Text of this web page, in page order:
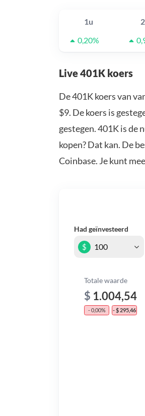
1u
0,20%
Live 401K koers
De 401K koers van
$9. De koers is
gestegen. 401K is de
kopen? Dat kan. De
Coinbase. Je kunt
Had geïnvesteerd
$
Totale waarde
$ 1.004,54
- 0,00% - $ 295,46